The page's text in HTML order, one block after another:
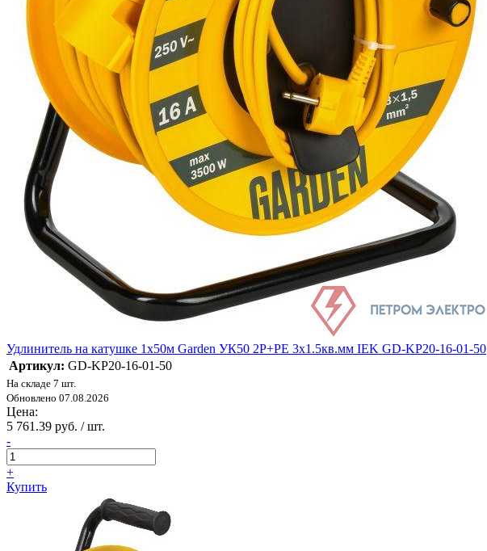
Удлинитель на катушке 1х50м Garden УК50 2P+PE 3х1.5кв.мм IEK GD-KP20-16-01-50
Артикул: GD-KP20-16-01-50
На складе 7 шт.
Обновлено 07.08.2026
Цена:
5 761.39 руб. / шт.
-
+
Купить